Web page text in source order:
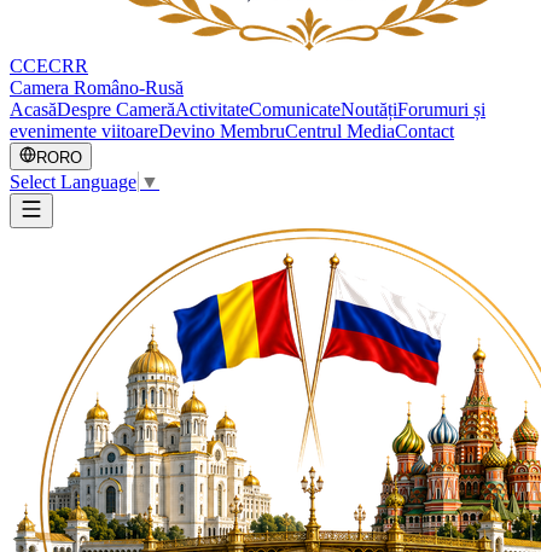
CCECRR
Camera Româno-Rusă
AcasăDespre CamerăActivitateComunicateNoutățiForumuri și
evenimente viitoareDevino MembruCentrul MediaContact
RORO
Select Language ▼